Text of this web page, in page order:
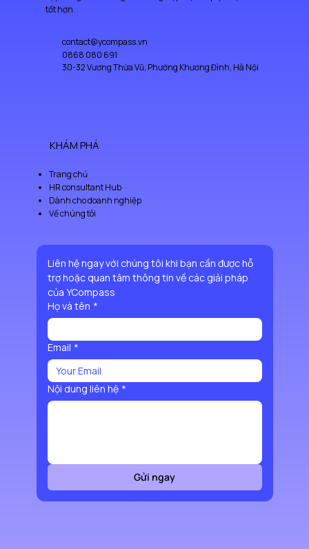
tốt hơn.
contact@ycompass.vn
0868 080 691
30-32 Vương Thừa Vũ, Phường Khương Đình, Hà Nội
KHÁM PHÁ
Trang chủ
HR consultant Hub
Dành cho doanh nghiệp
Về chúng tôi
Liên hệ ngay với chúng tôi khi bạn cần được hỗ
trợ hoặc quan tâm thông tin về các giải pháp
của YCompass
Họ và tên *
Email *
Nội dung liên hệ *
Gửi ngay